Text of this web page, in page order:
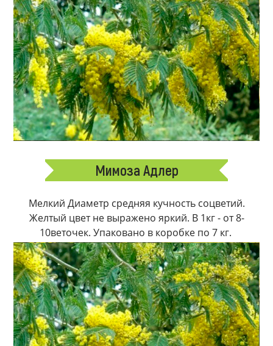
Мимоза Адлер
Мелкий Диаметр средняя кучность соцветий.
Желтый цвет не выражено яркий. В 1кг - от 8-
10веточек. Упаковано в коробке по 7 кг.